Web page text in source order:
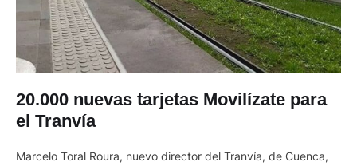
20.000 nuevas tarjetas Movilízate para
el Tranvía
Marcelo Toral Roura, nuevo director del Tranvía, de Cuenca,